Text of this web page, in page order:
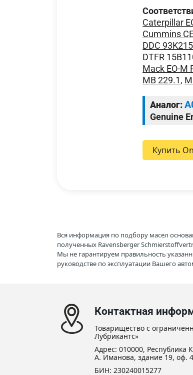
Caterpillar
Cummins
DDC 93K215
DTFR
Mack EO-M
MB 229.1,
Аналог:
Genuine
Купить
Вся информация по подбору масел
полученных Ravensberger
Мы не гарантируем правильность
руководстве по эксплуатации Вашего
Контактная
Товарищество с
Лубрикантс»
Адрес: 010000, Республика
А. Иманова, здание 19, оф.
БИН: 230240015277